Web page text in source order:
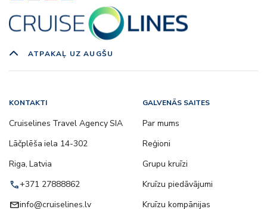
ATPAKAĻ UZ AUGŠU
KONTAKTI
Cruiselines Travel Agency SIA
Lāčplēša iela 14-302
Riga, Latvia
call+371 27888862
emailinfo@cruiselines.lv
GALVENĀS SAITES
Par mums
Reģioni
Grupu kruīzi
Kruīzu piedāvājumi
Kruīzu kompānijas